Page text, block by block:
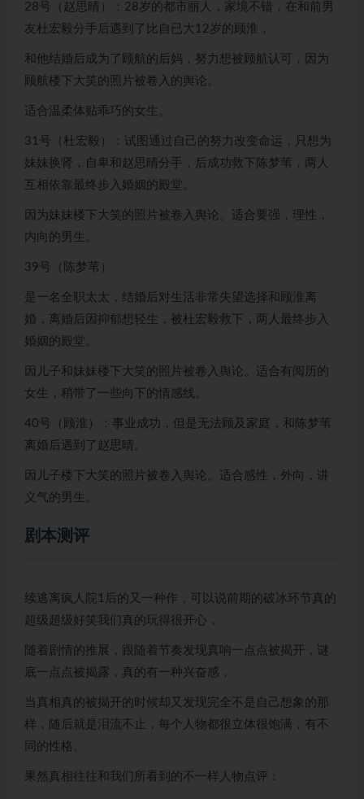
28号（赵思晴）：28岁的都市丽人，家境不错，在和前男
友杜宏毅分手后遇到了比自已大12岁的顾淮，
和他结婚后成为了顾航的后妈，努力想被顾航认可，因为
顾航楼下大笑的照片被卷入的舆论。
适合温柔体贴乖巧的女生。
31号（杜宏毅）：试图通过自己的努力改变命运，只想为
妹妹换肾，自卑和赵思晴分手，后成功救下陈梦苇，两人
互相依靠最终步入婚姻的殿堂。
因为妹妹楼下大笑的照片被卷入舆论。适合要强，理性，
内向的男生。
39号（陈梦苇）
是一名全职太太，结婚后对生活非常失望选择和顾淮离
婚，离婚后因抑郁想轻生，被杜宏毅救下，两人最终步入
婚姻的殿堂。
因儿子和妹妹楼下大笑的照片被卷入舆论。适合有阅历的
女生，稍带了一些向下的情感线。
40号（顾淮）：事业成功，但是无法顾及家庭，和陈梦苇
离婚后遇到了赵思晴。
因儿子楼下大笑的照片被卷入舆论。适合感性，外向，讲
义气的男生。
剧本测评
续逃离疯人院1后的又一种作，可以说前期的破冰环节真的
超级超级好笑我们真的玩得很开心，
随着剧情的推展，跟随着节奏发现真响一点点被揭开，谜
底一点点被揭露，真的有一种兴奋感，
当真相真的被揭开的时候却又发现完全不是自己想象的那
样，随后就是泪流不止，每个人物都很立体很饱满，有不
同的性格。
果然真相往往和我们所看到的不一样人物点评：